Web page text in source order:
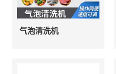
气泡清洗机